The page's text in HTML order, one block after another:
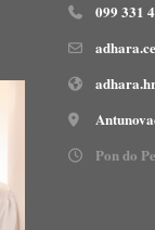
099 331
Pon do